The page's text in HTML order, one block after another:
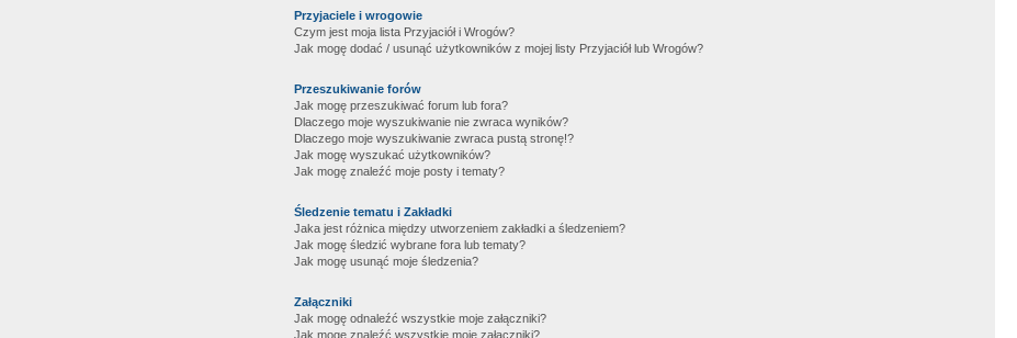
Przyjaciele i wrogowie
Czym jest moja lista Przyjaciół i Wrogów?
Jak mogę dodać / usunąć użytkowników z mojej listy Przyjaciół lub Wrogów?
Przeszukiwanie forów
Jak mogę przeszukiwać forum lub fora?
Dlaczego moje wyszukiwanie nie zwraca wyników?
Dlaczego moje wyszukiwanie zwraca pustą stronę!?
Jak mogę wyszukać użytkowników?
Jak mogę znaleźć moje posty i tematy?
Śledzenie tematu i Zakładki
Jaka jest różnica między utworzeniem zakładki a śledzeniem?
Jak mogę śledzić wybrane fora lub tematy?
Jak mogę usunąć moje śledzenia?
Załączniki
Jak mogę odnaleźć wszystkie moje załączniki?
Jak mogę znaleźć wszystkie moje załączniki?